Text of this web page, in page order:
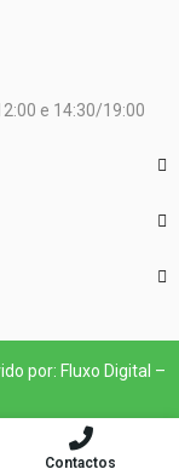
Contactos
e 14:30/19:00
por: Fluxo Digital –